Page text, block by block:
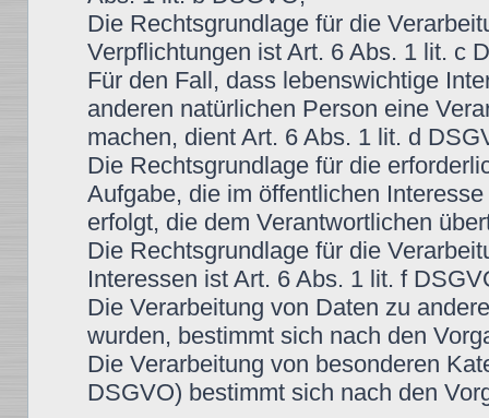
Die Rechtsgrundlage für die
Verpflichtungen ist Art. 6 Abs. 1 lit. c
Für den Fall, dass lebenswichtige
anderen natürlichen Person eine
machen, dient Art. 6 Abs. 1 lit. d
Die Rechtsgrundlage für die
Aufgabe, die im öffentlichen
erfolgt, die dem Verantwortlichen
Die Rechtsgrundlage für die
Interessen ist Art. 6 Abs. 1 lit. f
Die Verarbeitung von Daten zu
wurden, bestimmt sich nach den
Die Verarbeitung von besonderen
DSGVO) bestimmt sich nach den